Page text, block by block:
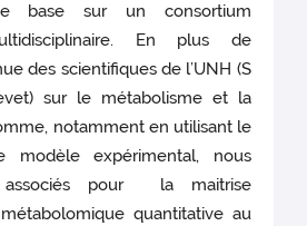
base sur un consortium
En plus de
des scientifiques de l’UNH (S
sur le métabolisme et la
notamment en utilisant le
modèle expérimental, nous
associés pour la maitrise
quantitative au